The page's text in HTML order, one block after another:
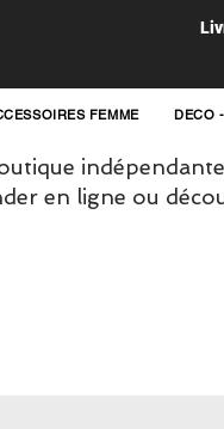
FEMME DECO
en ligne ou